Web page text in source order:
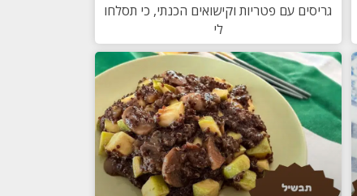
גריסים עם פטריות וקישואים הכנתי, כי תסלחו
לי